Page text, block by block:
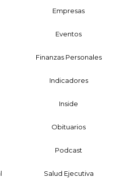
Empresas
Eventos
Finanzas Personales
Indicadores
Inside
Obituarios
Podcast
Salud Ejecutiva